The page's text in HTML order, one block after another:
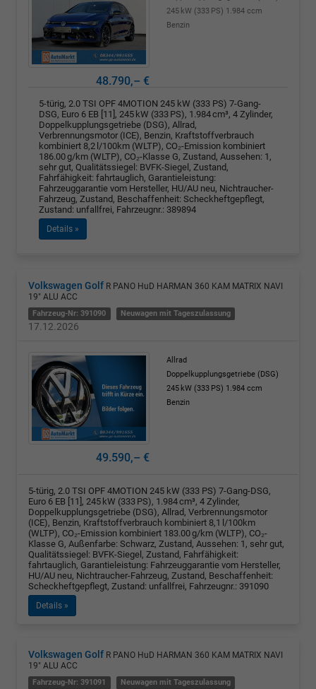
245 kW (333 PS) 1.984 ccm
Benzin
48.790,– €
5-türig, 2.0 TSI OPF 4MOTION 245 kW (333 PS) 7-Gang-
DSG, Euro 6 EB [11], 245 kW (333 PS), 1.984 cm³, 4 Zylinder,
Doppelkupplungsgetriebe (DSG), Allrad,
Verbrennungsmotor (ICE), Benzin, Kraftstoffverbrauch
kombiniert 8,2 l/100km (WLTP), CO₂-Emission kombiniert
186.00 g/km (WLTP), CO₂-Klasse G, Zustand, Aussehen: 1,
sehr gut, Qualitätssiegel: BVFK-Siegel, Zustand,
Fahrfähigkeit: fahrtauglich, Garantieleistung:
Fahrzeuggarantie vom Hersteller, HU/AU neu, Nichtraucher-
Fahrzeug, Zustand, Beschaffenheit: Scheckheftgepflegt,
Zustand: unfallfrei, Fahrzeugnr.: 389894
Details »
Volkswagen Golf R PANO HuD HARMAN 360 KAM MATRIX NAVI
19" ALU ACC
Fahrzeug-Nr: 391090 Neuwagen mit Tageszulassung
17.12.2026
Allrad
Doppelkupplungsgetriebe (DSG)
245 kW (333 PS) 1.984 ccm
Benzin
49.590,– €
5-türig, 2.0 TSI OPF 4MOTION 245 kW (333 PS) 7-Gang-DSG,
Euro 6 EB [11], 245 kW (333 PS), 1.984 cm³, 4 Zylinder,
Doppelkupplungsgetriebe (DSG), Allrad, Verbrennungsmotor
(ICE), Benzin, Kraftstoffverbrauch kombiniert 8,1 l/100km
(WLTP), CO₂-Emission kombiniert 183.00 g/km (WLTP), CO₂-
Klasse G, Außenfarbe: Schwarz, Zustand, Aussehen: 1, sehr gut,
Qualitätssiegel: BVFK-Siegel, Zustand, Fahrfähigkeit:
fahrtauglich, Garantieleistung: Fahrzeuggarantie vom Hersteller,
HU/AU neu, Nichtraucher-Fahrzeug, Zustand, Beschaffenheit:
Scheckheftgepflegt, Zustand: unfallfrei, Fahrzeugnr.: 391090
Details »
Volkswagen Golf R PANO HuD HARMAN 360 KAM MATRIX NAVI
19" ALU ACC
Fahrzeug-Nr: 391091 Neuwagen mit Tageszulassung